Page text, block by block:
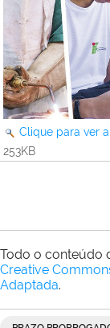
Clique para ver
253KB
Todo o conteúdo
Creative
Adaptada.